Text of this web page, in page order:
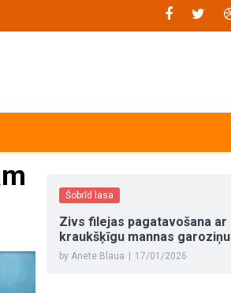
Šobrīd lasa
Zivs filejas pagatavošana ar
kraukšķīgu mannas garoziņu
by Anete Blaua 17/01/2026